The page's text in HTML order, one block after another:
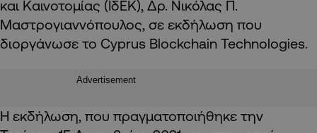
και Καινοτομίας (ΙδΕΚ), Δρ. Νικόλας Π.
Μαστρογιαννόπουλος, σε εκδήλωση που
διοργάνωσε το Cyprus Blockchain Technologies.
Advertisement
Η εκδήλωση, που πραγματοποιήθηκε την